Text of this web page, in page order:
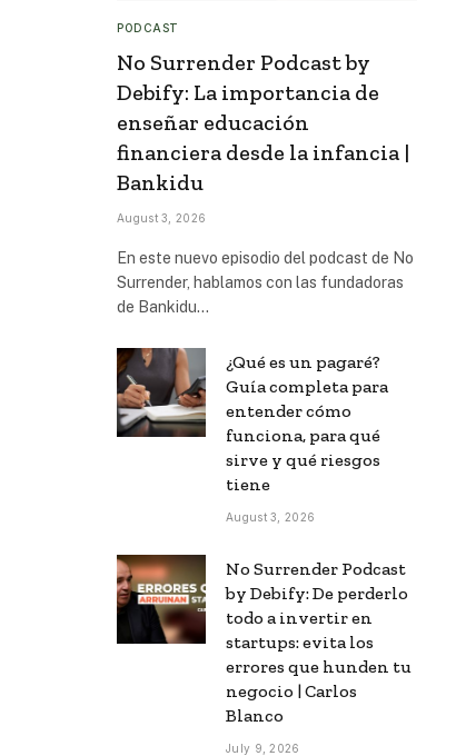
PODCAST
No Surrender Podcast by
Debify: La importancia de
enseñar educación
financiera desde la infancia |
Bankidu
August 3, 2026
En este nuevo episodio del podcast de No
Surrender, hablamos con las fundadoras
de Bankidu…
¿Qué es un pagaré?
Guía completa para
entender cómo
funciona, para qué
sirve y qué riesgos
tiene
August 3, 2026
No Surrender Podcast
by Debify: De perderlo
todo a invertir en
startups: evita los
errores que hunden tu
negocio | Carlos
Blanco
July 9, 2026